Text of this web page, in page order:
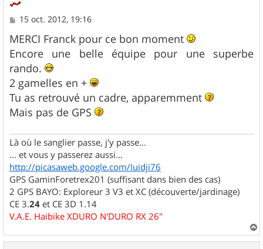
M
s
s
a
g
e
15 oct. 2012, 19:16
MERCI Franck pour ce bon moment
Encore une belle équipe pour une superbe
rando.
2 gamelles en +
Tu as retrouvé un cadre, apparemment
Mais pas de GPS
Là où le sanglier passe, j'y passe...
... et vous y passerez aussi...
http://picasaweb.google.com/luidji76
GPS GaminForetrex201 (suffisant dans bien des cas)
2 GPS BAYO: Exploreur 3 V3 et XC (découverte/jardinage)
CE 3.24 et CE 3D 1.14
V.A.E. Haibike XDURO N'DURO RX 26"
a